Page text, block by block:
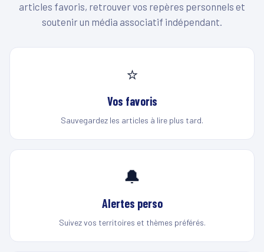
articles favoris, retrouver vos repères personnels et
soutenir un média associatif indépendant.
⭐
Vos favoris
Sauvegardez les articles à lire plus tard.
🔔
Alertes perso
Suivez vos territoires et thèmes préférés.